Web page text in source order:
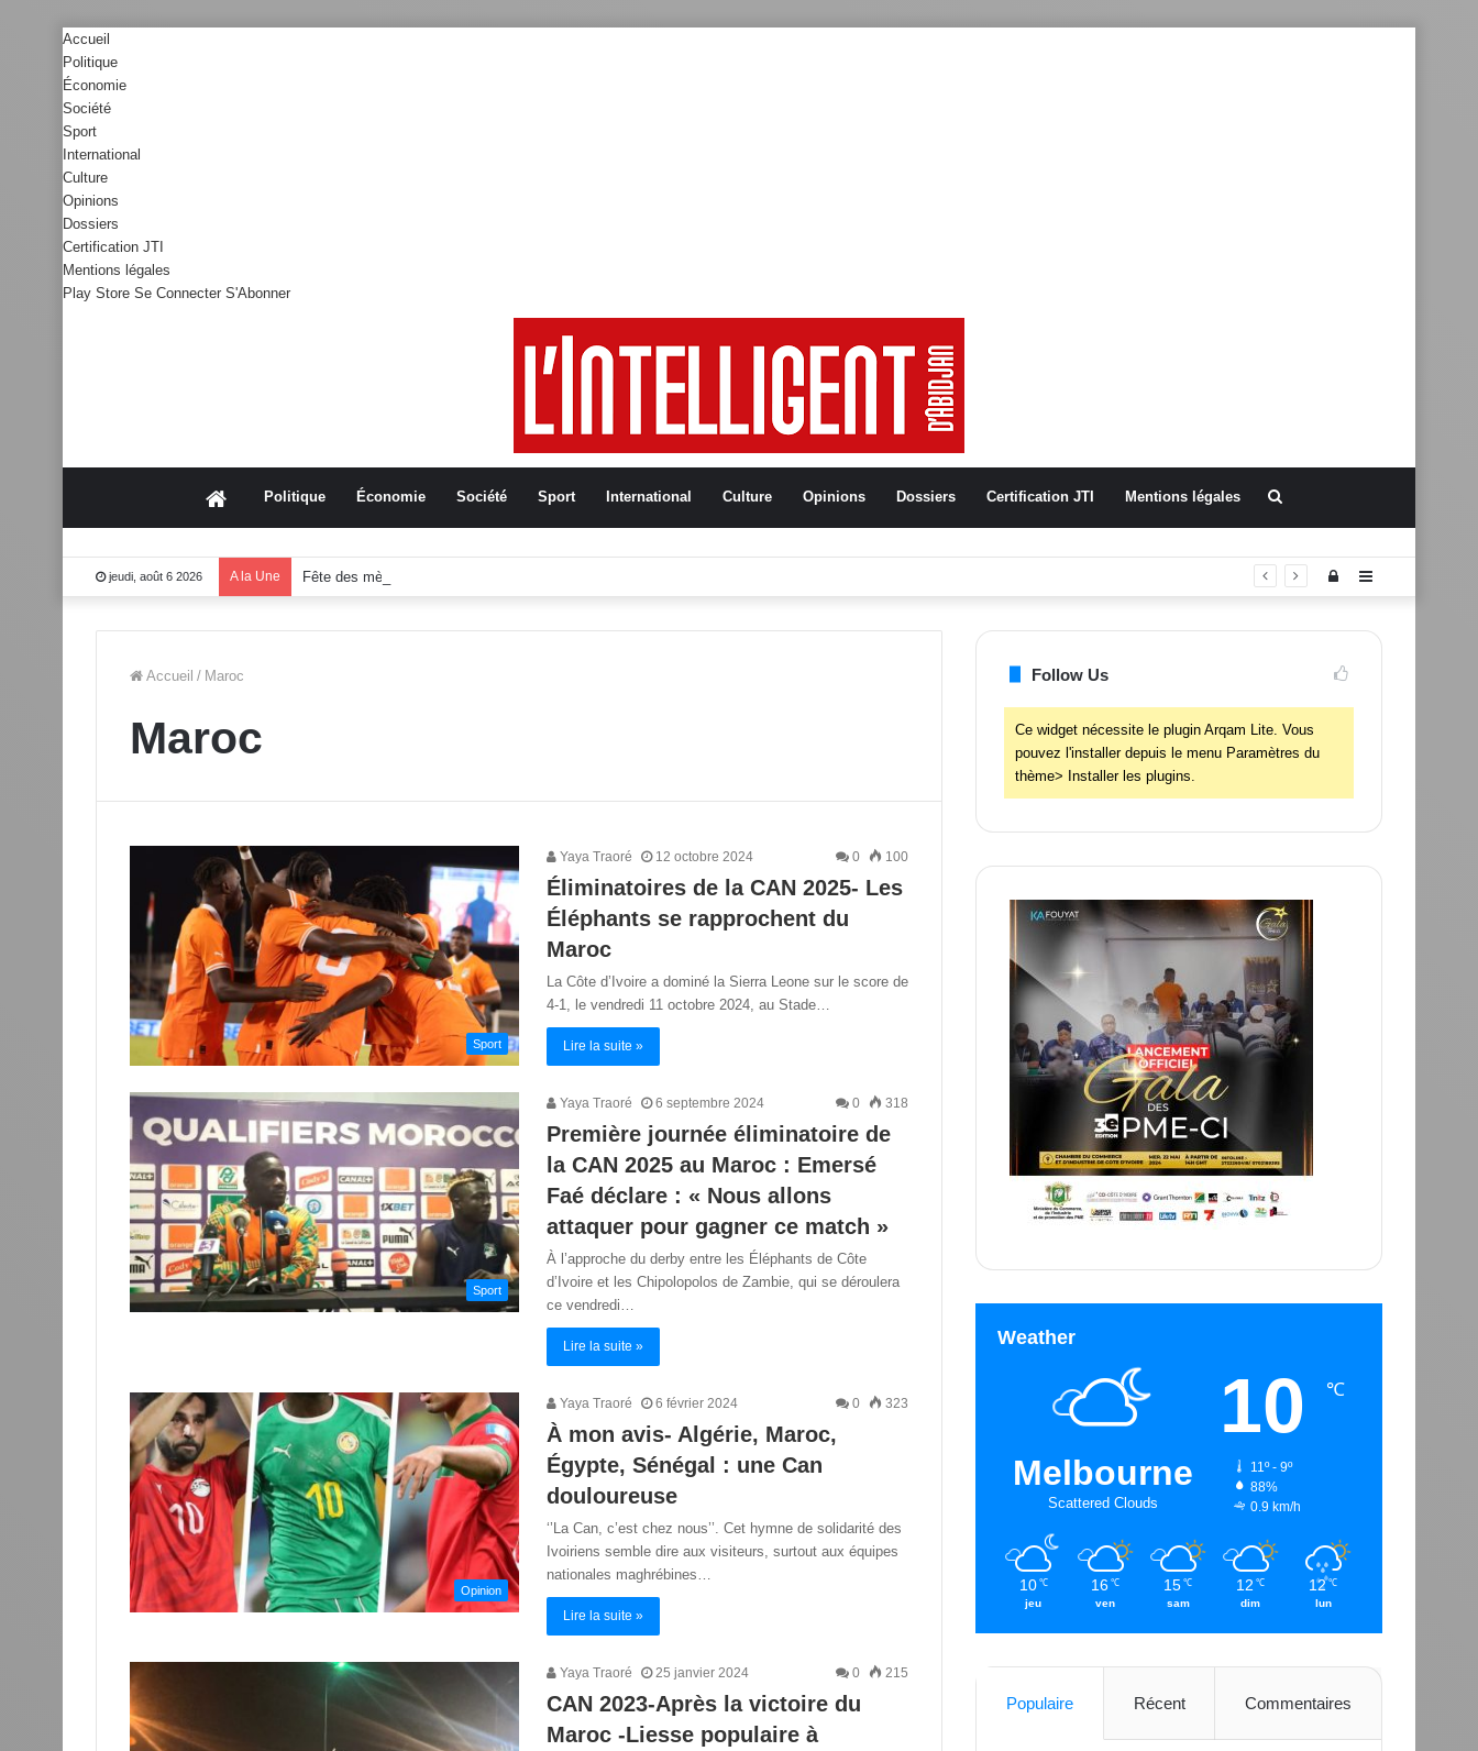
Accueil
Politique
Économie
Société
Sport
International
Culture
Opinions
Dossiers
Certification JTI
Mentions légales
Play Store Se Connecter S'Abonner
AccueilPolitique Économie Société Sport International Culture Opinions Dossiers Certification JTI Mentions légales
jeudi, août 6 2026 A la Une Fête des mères 2026:Moussa Traoré Koudougou rend hommage aux femmes de Morondo Sidebar
Connexion
Accueil / Maroc
Maroc
Sport
Yaya Traoré 12 octobre 2024 0 100
Éliminatoires de la CAN 2025- Les
Éléphants se rapprochent du
Maroc
La Côte d’Ivoire a dominé la Sierra Leone sur le score de
4-1, le vendredi 11 octobre 2024, au Stade…
Lire la suite »
Sport
Yaya Traoré 6 septembre 2024 0 318
Première journée éliminatoire de
la CAN 2025 au Maroc : Emersé
Faé déclare : « Nous allons
attaquer pour gagner ce match »
À l’approche du derby entre les Éléphants de Côte
d’Ivoire et les Chipolopolos de Zambie, qui se déroulera
ce vendredi…
Lire la suite »
Opinion
Yaya Traoré 6 février 2024 0 323
À mon avis- Algérie, Maroc,
Égypte, Sénégal : une Can
douloureuse
‘’La Can, c’est chez nous’’. Cet hymne de solidarité des
Ivoiriens semble dire aux visiteurs, surtout aux équipes
nationales maghrébines…
Lire la suite »
Yaya Traoré 25 janvier 2024 0 215
CAN 2023-Après la victoire du
Maroc -Liesse populaire à
Follow Us
Ce widget nécessite le plugin Arqam Lite. Vous
pouvez l'installer depuis le menu Paramètres du
thème> Installer les plugins.
Weather
Melbourne
Scattered Clouds
10 ℃
11º - 9º
88%
0.9 km/h
10 ℃
jeu
16 ℃
ven
15 ℃
sam
12 ℃
dim
12 ℃
lun
Populaire Récent Commentaires